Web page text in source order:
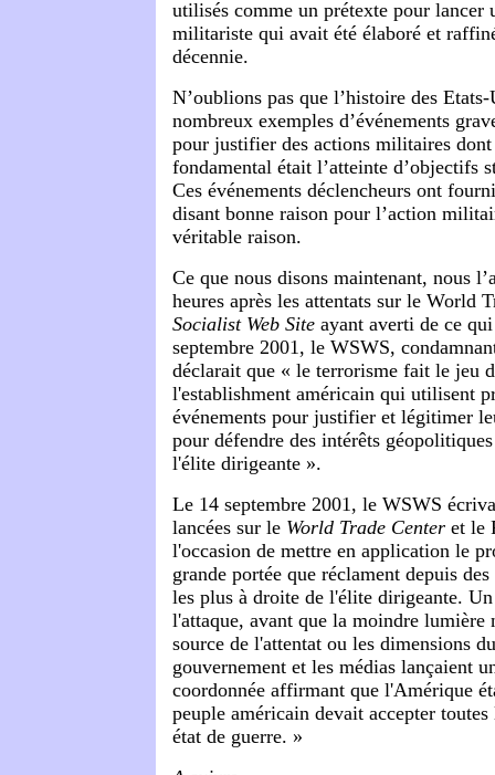
utilisés comme un prétexte pour lancer
militariste qui avait été élaboré et
décennie.
N’oublions pas que l’histoire des
nombreux exemples d’événements
pour justifier des actions militaires
fondamental était l’atteinte d’objectifs
Ces événements déclencheurs ont
disant bonne raison pour l’action
véritable raison.
Ce que nous disons maintenant, nous
heures après les attentats sur le World
Socialist Web Site ayant averti de ce
septembre 2001, le WSWS,
déclarait que « le terrorisme fait le jeu
l'establishment américain qui utilisent
événements pour justifier et légitimer
pour défendre des intérêts
l'élite dirigeante ».
Le 14 septembre 2001, le WSWS
lancées sur le World Trade Center et le
l'occasion de mettre en application le
grande portée que réclament depuis
les plus à droite de l'élite dirigeante.
l'attaque, avant que la moindre lumière
source de l'attentat ou les dimensions
gouvernement et les médias lançaient
coordonnée affirmant que l'Amérique
peuple américain devait accepter toutes
état de guerre. »